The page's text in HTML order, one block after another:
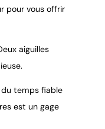
pour vous offrir
aiguilles
du temps fiable
est un gage